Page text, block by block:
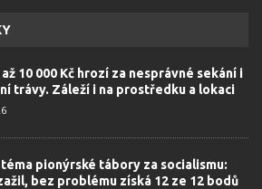
10 000 Kč hrozí za nesprávné sekání i
trávy. Záleží i na prostředku a lokaci
téma pionýrské tábory za socialismu:
bez problému získá 12 ze 12 bodů